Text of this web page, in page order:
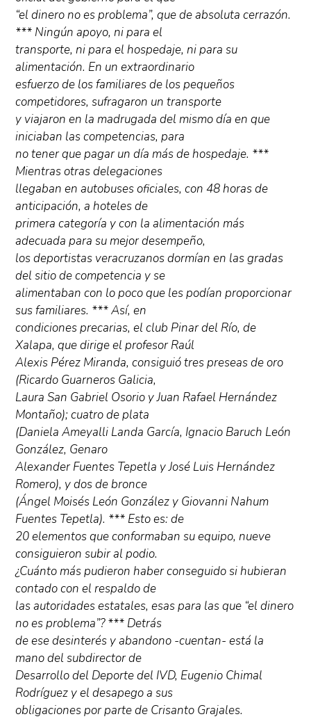
“el dinero no es problema”, que de absoluta cerrazón.
*** Ningún apoyo, ni para el
transporte, ni para el hospedaje, ni para su
alimentación. En un extraordinario
esfuerzo de los familiares de los pequeños
competidores, sufragaron un transporte
y viajaron en la madrugada del mismo día en que
iniciaban las competencias, para
no tener que pagar un día más de hospedaje. ***
Mientras otras delegaciones
llegaban en autobuses oficiales, con 48 horas de
anticipación, a hoteles de
primera categoría y con la alimentación más
adecuada para su mejor desempeño,
los deportistas veracruzanos dormían en las gradas
del sitio de competencia y se
alimentaban con lo poco que les podían proporcionar
sus familiares. *** Así, en
condiciones precarias, el club Pinar del Río, de
Xalapa, que dirige el profesor Raúl
Alexis Pérez Miranda, consiguió tres preseas de oro
(Ricardo Guarneros Galicia,
Laura San Gabriel Osorio y Juan Rafael Hernández
Montaño); cuatro de plata
(Daniela Ameyalli Landa García, Ignacio Baruch León
González, Genaro
Alexander Fuentes Tepetla y José Luis Hernández
Romero), y dos de bronce
(Ángel Moisés León González y Giovanni Nahum
Fuentes Tepetla). *** Esto es: de
20 elementos que conformaban su equipo, nueve
consiguieron subir al podio.
¿Cuánto más pudieron haber conseguido si hubieran
contado con el respaldo de
las autoridades estatales, esas para las que “el dinero
no es problema”? *** Detrás
de ese desinterés y abandono -cuentan- está la
mano del subdirector de
Desarrollo del Deporte del IVD, Eugenio Chimal
Rodríguez y el desapego a sus
obligaciones por parte de Crisanto Grajales.